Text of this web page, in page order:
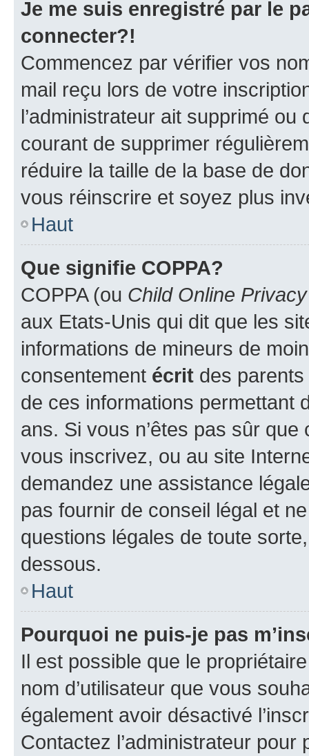
Je me suis enregistré par le
connecter?!
Commencez par vérifier vos
mail reçu lors de votre
l’administrateur ait supprimé
courant de supprimer
réduire la taille de la base de
vous réinscrire et soyez plus
Haut
Que signifie COPPA?
COPPA (ou Child Online
aux Etats-Unis qui dit que les
informations de mineurs de
consentement écrit des parents
de ces informations permettant
ans. Si vous n’êtes pas sûr
vous inscrivez, ou au site
demandez une assistance
pas fournir de conseil légal et
questions légales de toute
dessous.
Haut
Pourquoi ne puis-je pas
Il est possible que le
nom d’utilisateur que vous
également avoir désactivé
Contactez l’administrateur